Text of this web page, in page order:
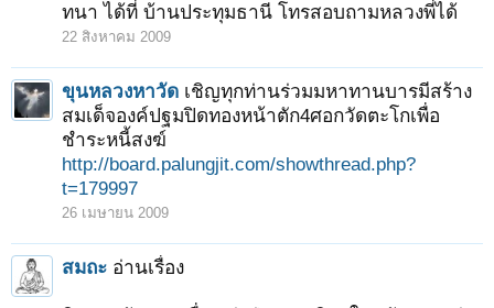
ทนา ได้ที่ บ้านประทุมธานี โทรสอบถามหลวงพี่ได้
22 สิงหาคม 2009
ขุนหลวงหาวัด เชิญทุกท่านร่วมมหาทานบารมีสร้าง
สมเด็จองค์ปฐมปิดทองหน้าตัก4ศอกวัดตะโกเพื่อ
ชำระหนี้สงฆ์
http://board.palungjit.com/showthread.php?
t=179997
26 เมษายน 2009
สมถะ อ่านเรื่อง